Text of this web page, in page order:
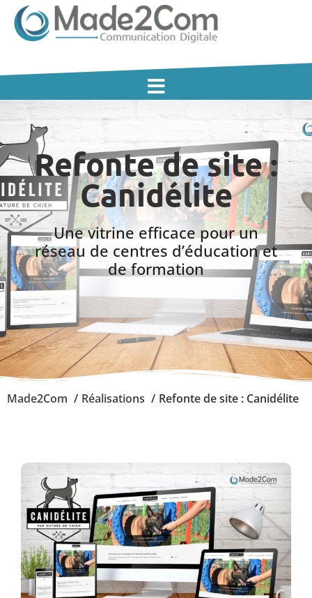
Refonte de site :
Canidélite
Une vitrine efficace pour un
réseau de centres d’éducation et
de formation
Made2Com Réalisations Refonte de site : Canidélite